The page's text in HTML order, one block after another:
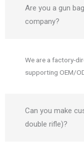
Are you a gun
company?
We are a factory-
supporting OEM/
Can you make
double rifle)?